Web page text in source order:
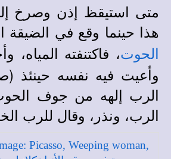
متى استيقظ إذن وصرخ
هذا حينما وقع في الضيقة
الحوت، فاكتنفته المياه،
وأعيت فيه نفسه حينئذ
الرب إلهه من جوف
الرب، ونذر، وقال للرب